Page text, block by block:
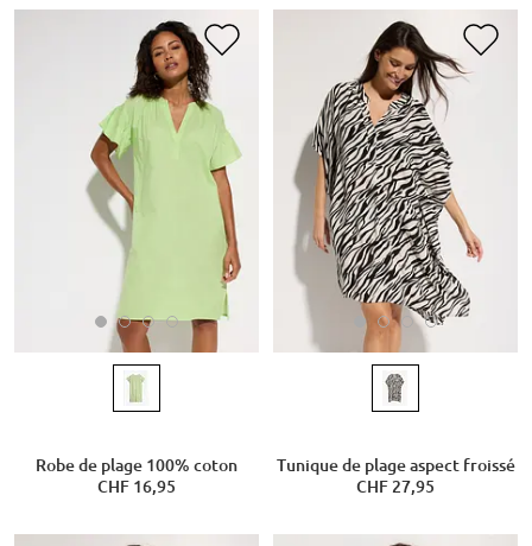
Robe de plage 100% coton
CHF 16,95
Tunique de plage aspect froissé
CHF 27,95